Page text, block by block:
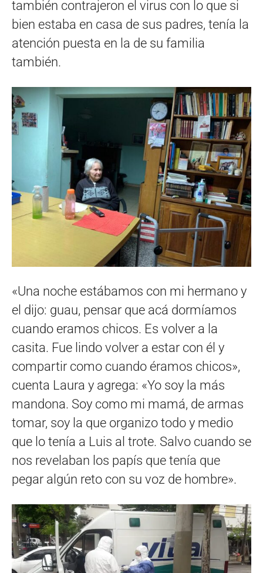
también contrajeron el virus con lo que si
bien estaba en casa de sus padres, tenía la
atención puesta en la de su familia
también.
«Una noche estábamos con mi hermano y
el dijo: guau, pensar que acá dormíamos
cuando eramos chicos. Es volver a la
casita. Fue lindo volver a estar con él y
compartir como cuando éramos chicos»,
cuenta Laura y agrega: «Yo soy la más
mandona. Soy como mi mamá, de armas
tomar, soy la que organizo todo y medio
que lo tenía a Luis al trote. Salvo cuando se
nos revelaban los papís que tenía que
pegar algún reto con su voz de hombre».